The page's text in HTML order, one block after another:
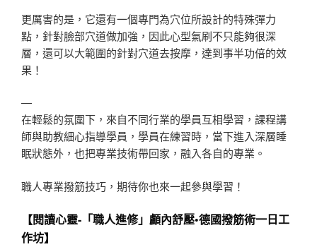
更厲害的是，它還有一個專門為穴位所設計的特殊彈力
點，針對臉部穴道做加強，因此心型氣刷不只能夠很深
層，還可以大範圍的針對穴道去按摩，達到事半功倍的效
果！
—
在輕鬆的氛圍下，來自不同行業的學員互相學習，課程講
師與助教細心指導學員，學員在練習時，當下進入深層睡
眠狀態外，也把專業技術帶回家，融入各自的專業。
職人專業撥筋技巧，期待你也來一起參與學習！
【閱讀心靈-「職人進修」顱內舒壓•德國撥筋術一日工
作坊】